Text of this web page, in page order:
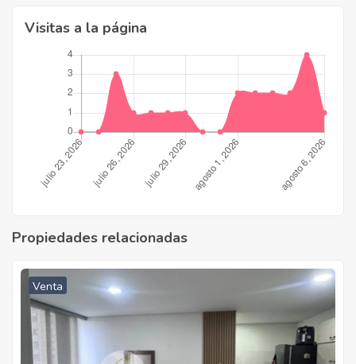
Visitas a la página
Propiedades relacionadas
Venta